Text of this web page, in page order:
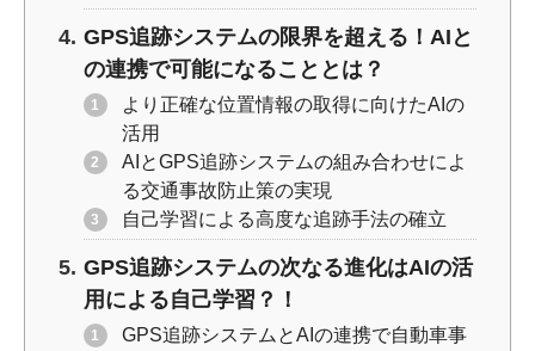
GPS追跡システムの限界を超える！AIと
の連携で可能になることとは？
より正確な位置情報の取得に向けたAIの
活用
AIとGPS追跡システムの組み合わせによ
る交通事故防止策の実現
自己学習による高度な追跡手法の確立
GPS追跡システムの次なる進化はAIの活
用による自己学習？！
GPS追跡システムとAIの連携で自動車事